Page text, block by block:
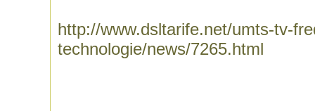
http://www.dsltarife.net/umts-tv-
technologie/news/7265.html